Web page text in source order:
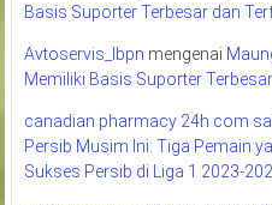
Basis Suporter Terbesar dan
Avtoservis_lbpn mengenai
Memiliki Basis Suporter
canadian pharmacy 24h com
Persib Musim Ini: Tiga Pemain
Sukses Persib di Liga 1 2023-